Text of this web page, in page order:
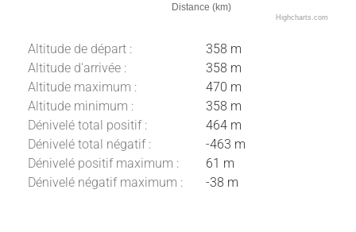
Distance (km)
Highcharts.com
Altitude de départ :
358 m
Altitude d'arrivée :
358 m
Altitude maximum :
470 m
Altitude minimum :
358 m
Dénivelé total positif :
464 m
Dénivelé total négatif :
-463 m
Dénivelé positif maximum :
61 m
Dénivelé négatif maximum :
-38 m